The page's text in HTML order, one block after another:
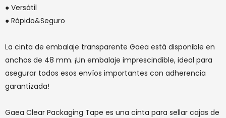
● Versátil
● Rápido&Seguro
La cinta de embalaje transparente Gaea está disponible en
anchos de 48 mm. ¡Un embalaje imprescindible, ideal para
asegurar todos esos envíos importantes con adherencia
garantizada!
Gaea Clear Packaging Tape es una cinta para sellar cajas de